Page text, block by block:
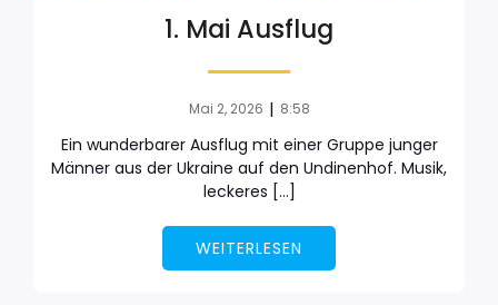
1. Mai Ausflug
Mai 2, 2026 | 8:58
Ein wunderbarer Ausflug mit einer Gruppe junger
Männer aus der Ukraine auf den Undinenhof. Musik,
leckeres […]
WEITERLESEN